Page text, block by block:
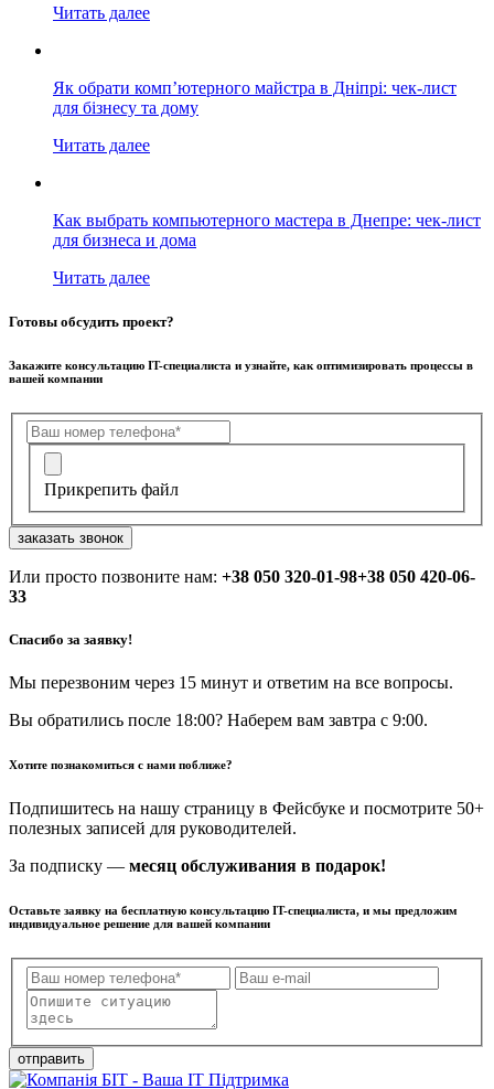
Читать далее
Як обрати комп’ютерного майстра в Дніпрі: чек-лист
для бізнесу та дому
Читать далее
Как выбрать компьютерного мастера в Днепре: чек-лист
для бизнеса и дома
Читать далее
Готовы обсудить проект?
Закажите консультацию IT-специалиста и узнайте, как оптимизировать процессы в
вашей компании
Прикрепить файл
заказать звонок
Или просто позвоните нам: +38 050 320-01-98+38 050 420-06-
33
Спасибо за заявку!
Мы перезвоним через 15 минут и ответим на все вопросы.
Вы обратились после 18:00? Наберем вам завтра с 9:00.
Хотите познакомиться с нами поближе?
Подпишитесь на нашу страницу в Фейсбуке и посмотрите 50+
полезных записей для руководителей.
За подписку — месяц обслуживания в подарок!
Оставьте заявку на бесплатную консультацию IT-специалиста, и мы предложим
индивидуальное решение для вашей компании
отправить